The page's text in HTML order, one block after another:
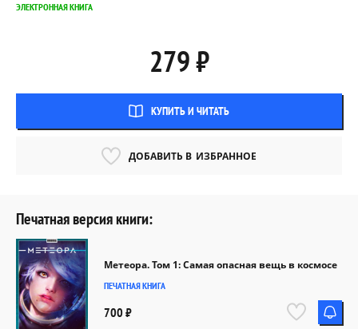
ЭЛЕКТРОННАЯ КНИГА
279 ₽
КУПИТЬ И ЧИТАТЬ
ДОБАВИТЬ В ИЗБРАННОЕ
Печатная версия книги:
Метеора. Том 1: Самая опасная вещь в космосе
ПЕЧАТНАЯ КНИГА
700 ₽